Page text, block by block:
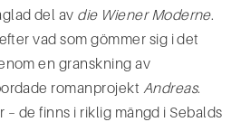
del av die Wiener Moderne.
vad som gömmer sig i det
en granskning av
romanprojekt Andreas.
– de finns i riklig mängd i Sebalds